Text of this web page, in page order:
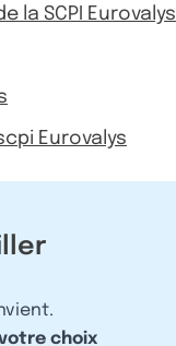
la SCPI Eurovalys
Eurovalys
choix